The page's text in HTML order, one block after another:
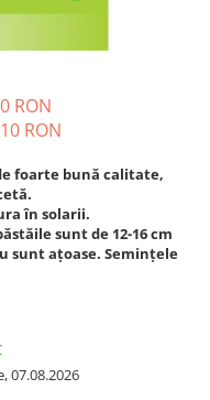
RON
RON
foarte bună calitate,
în solarii.
sunt de 12-16 cm
sunt ațoase. Semințele
07.08.2026